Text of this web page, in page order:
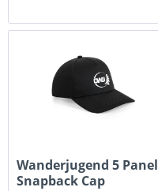
Wanderjugend 5 Panel
Snapback Cap